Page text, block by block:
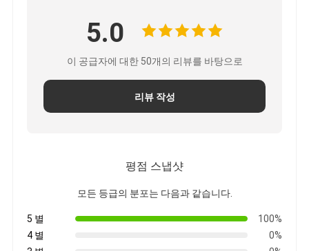
제품
5.0
이 공급자에 대한 50개의 리뷰를 바탕으로
리뷰 작성
평점 스냅샷
모든 등급의 분포는 다음과 같습니다.
5 별
100%
4 별
0%